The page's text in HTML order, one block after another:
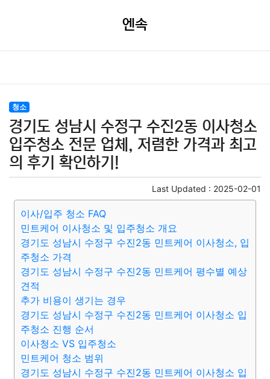
엔속
청소
경기도 성남시 수정구 수진2동 이사청소
입주청소 전문 업체, 저렴한 가격과 최고
의 후기 확인하기!
Last Updated : 2025-02-01
이사/입주 청소 FAQ
민트케어 이사청소 및 입주청소 개요
경기도 성남시 수정구 수진2동 민트케어 이사청소, 입
주청소 가격
경기도 성남시 수정구 수진2동 민트케어 평수별 예상
견적
추가 비용이 생기는 경우
경기도 성남시 수정구 수진2동 민트케어 이사청소 입
주청소 진행 순서
이사청소 VS 입주청소
민트케어 청소 범위
경기도 성남시 수정구 수진2동 민트케어 이사청소 입